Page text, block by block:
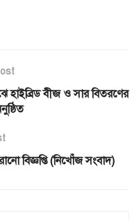
হাইব্রিড বীজ ও সার বিতরণের
বিজ্ঞপ্তি (নিখোঁজ সংবাদ)